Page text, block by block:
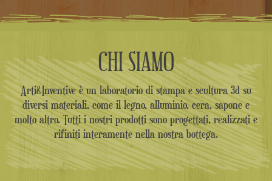
CHI SIAMO
Arti&Inventive è un laboratorio di stampa e scultura 3d su
diversi materiali, come il legno, alluminio, cera, sapone e
molto altro. Tutti i nostri prodotti sono progettati, realizzati e
rifiniti interamente nella nostra bottega.